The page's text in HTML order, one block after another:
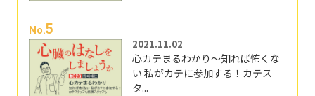
No.5
2021.11.02
心カテまるわかり～知れば怖くな
い 私がカテに参加する！カテス
タ...